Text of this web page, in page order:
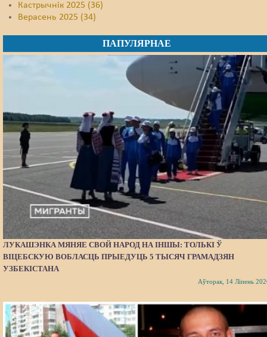
Кастрычнік 2025 (36)
Верасень 2025 (34)
ПАПУЛЯРНАЕ
ЛУКАШЭНКА МЯНЯЕ СВОЙ НАРОД НА ІНШЫ: ТОЛЬКІ Ў
ВІЦЕБСКУЮ ВОБЛАСЦЬ ПРЫЕДУЦЬ 5 ТЫСЯЧ ГРАМАДЗЯН
УЗБЕКІСТАНА
Аўторак, 14 Ліпень